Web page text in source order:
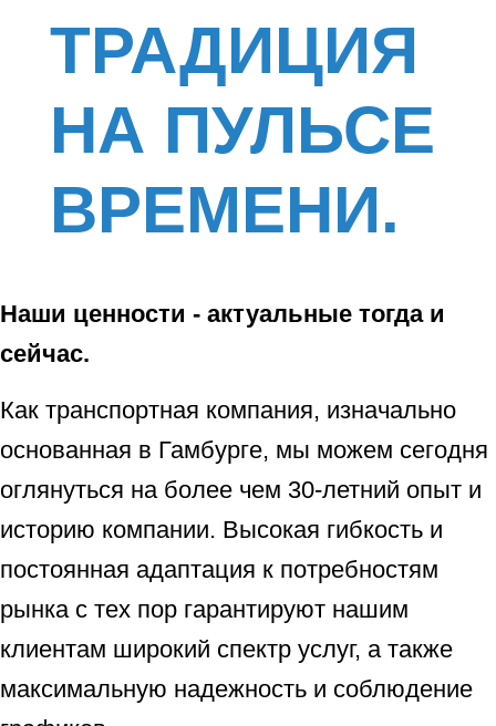
ТРАДИЦИЯ
НА ПУЛЬСЕ
ВРЕМЕНИ.
Наши ценности - актуальные тогда и
сейчас.
Как транспортная компания, изначально
основанная в Гамбурге, мы можем сегодня
оглянуться на более чем 30-летний опыт и
историю компании. Высокая гибкость и
постоянная адаптация к потребностям
рынка с тех пор гарантируют нашим
клиентам широкий спектр услуг, а также
максимальную надежность и соблюдение